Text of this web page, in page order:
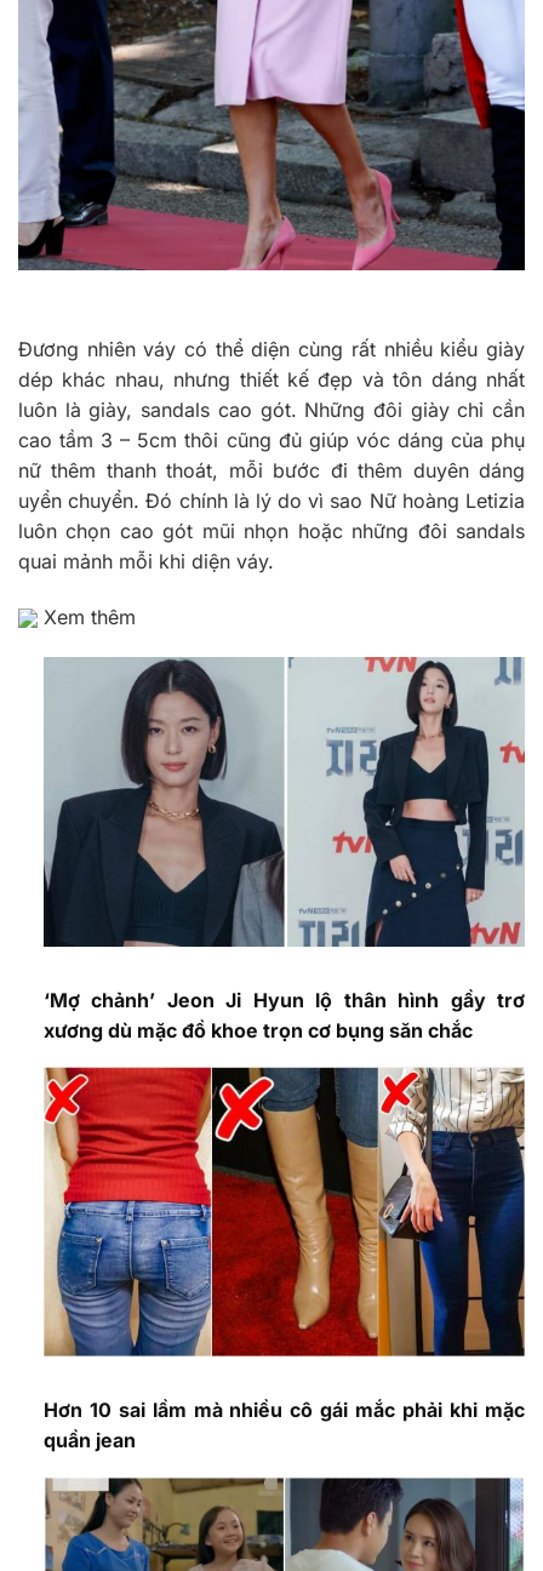
Đương nhiên váy có thể diện cùng rất nhiều kiểu giày
dép khác nhau, nhưng thiết kế đẹp và tôn dáng nhất
luôn là giày, sandals cao gót. Những đôi giày chỉ cần
cao tầm 3 – 5cm thôi cũng đủ giúp vóc dáng của phụ
nữ thêm thanh thoát, mỗi bước đi thêm duyên dáng
uyển chuyển. Đó chính là lý do vì sao Nữ hoàng Letizia
luôn chọn cao gót mũi nhọn hoặc những đôi sandals
quai mảnh mỗi khi diện váy.
Xem thêm
‘Mợ chảnh’ Jeon Ji Hyun lộ thân hình gầy trơ
xương dù mặc đồ khoe trọn cơ bụng săn chắc
Hơn 10 sai lầm mà nhiều cô gái mắc phải khi mặc
quần jean